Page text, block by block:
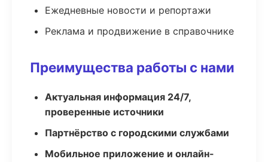
Ежедневные новости и репортажи
Реклама и продвижение в справочнике
Преимущества работы с нами
Актуальная информация 24/7,
проверенные источники
Партнёрство с городскими службами
Мобильное приложение и онлайн-